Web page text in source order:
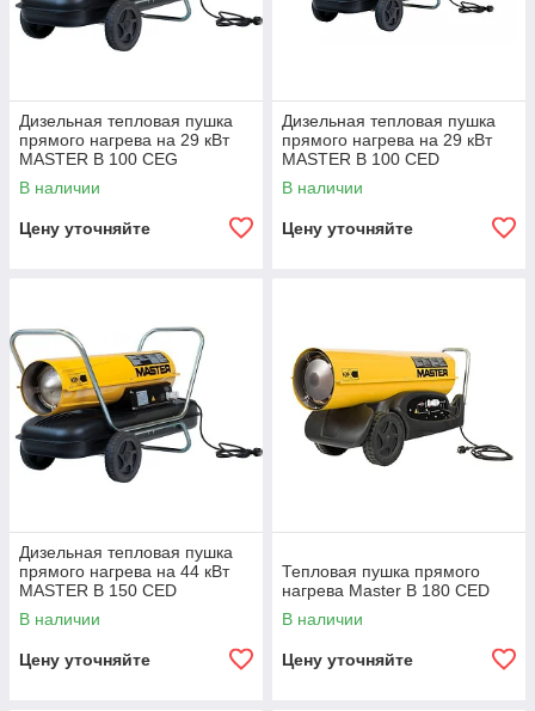
Дизельная тепловая пушка
прямого нагрева на 29 кВт
MASTER B 100 CEG
В наличии
Цену уточняйте
Дизельная тепловая пушка
прямого нагрева на 29 кВт
MASTER B 100 CED
В наличии
Цену уточняйте
Дизельная тепловая пушка
прямого нагрева на 44 кВт
MASTER B 150 CED
В наличии
Цену уточняйте
Тепловая пушка прямого
нагрева Master B 180 CED
В наличии
Цену уточняйте